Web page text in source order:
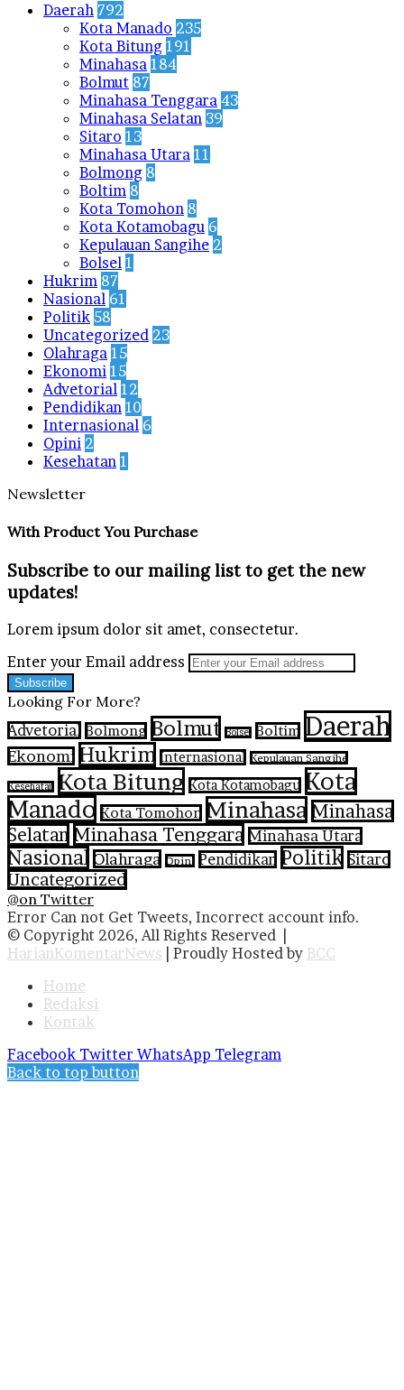
Daerah 792
Kota Manado 235
Kota Bitung 191
Minahasa 184
Bolmut 87
Minahasa Tenggara 43
Minahasa Selatan 39
Sitaro 13
Minahasa Utara 11
Bolmong 8
Boltim 8
Kota Tomohon 8
Kota Kotamobagu 6
Kepulauan Sangihe 2
Bolsel 1
Hukrim 87
Nasional 61
Politik 58
Uncategorized 23
Olahraga 15
Ekonomi 15
Advetorial 12
Pendidikan 10
Internasional 6
Opini 2
Kesehatan 1
Newsletter
With Product You Purchase
Subscribe to our mailing list to get the new
updates!
Lorem ipsum dolor sit amet, consectetur.
Enter your Email address
Looking For More?
Advetorial Bolmong Bolmut Bolsel Boltim Daerah
Ekonomi Hukrim Internasional Kepulauan Sangihe
Kesehatan Kota Bitung Kota Kotamobagu Kota
Manado Kota Tomohon Minahasa Minahasa
Selatan Minahasa Tenggara Minahasa Utara
Nasional Olahraga Opini Pendidikan Politik Sitaro
Uncategorized
@on Twitter
Error Can not Get Tweets, Incorrect account info.
© Copyright 2026, All Rights Reserved |
HarianKomentarNews | Proudly Hosted by BCC
Home
Redaksi
Kontak
Facebook Twitter WhatsApp Telegram
Back to top button